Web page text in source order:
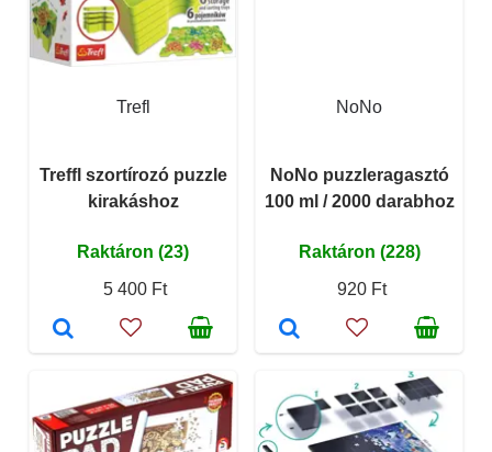
Trefl
Treffl szortírozó puzzle
kirakáshoz
Raktáron (23)
5 400 Ft
NoNo
NoNo puzzleragasztó
100 ml / 2000 darabhoz
Raktáron (228)
920 Ft